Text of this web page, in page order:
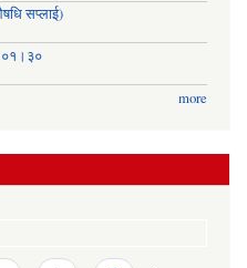
सप्लाई)
more